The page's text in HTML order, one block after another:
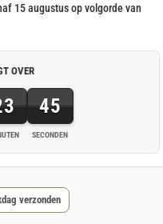
15 augustus op volgorde van
OVER
44
SECONDEN
verzonden